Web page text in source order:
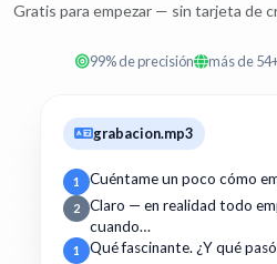
Gratis para empezar — sin tarjeta de
99% de precisión más de
grabacion.mp3
1 Cuéntame un poco cómo
2
Claro — en realidad todo
cuando…
1 Qué fascinante. ¿Y qué